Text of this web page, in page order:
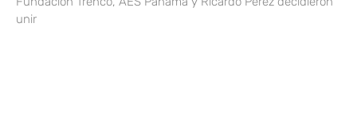
unir